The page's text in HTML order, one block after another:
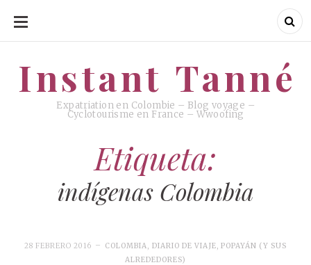
SKIP
CONTENT
Instant Tanné
Expatriation en Colombie – Blog voyage –
Cyclotourisme en France – Wwoofing
Instant Tanné
Etiqueta:
indígenas Colombia
28 FEBRERO 2016 COLOMBIA, DIARIO DE VIAJE, POPAYÁN (Y SUS
ALREDEDORES)